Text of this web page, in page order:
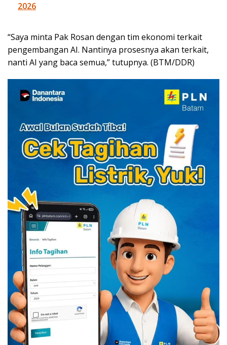
2026
“Saya minta Pak Rosan dengan tim ekonomi terkait
pengembangan AI. Nantinya prosesnya akan terkait,
nanti AI yang baca semua,” tutupnya. (BTM/DDR)